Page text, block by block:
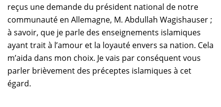
reçus une demande du président national de notre
communauté en Allemagne, M. Abdullah Wagishauser ;
à savoir, que je parle des enseignements islamiques
ayant trait à l’amour et la loyauté envers sa nation. Cela
m’aida dans mon choix. Je vais par conséquent vous
parler brièvement des préceptes islamiques à cet
égard.